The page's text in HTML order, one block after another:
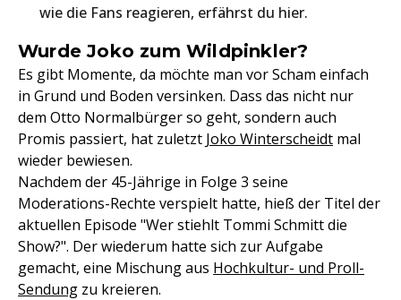
wie die Fans reagieren, erfährst du hier.
Wurde Joko zum Wildpinkler?
Es gibt Momente, da möchte man vor Scham einfach
in Grund und Boden versinken. Dass das nicht nur
dem Otto Normalbürger so geht, sondern auch
Promis passiert, hat zuletzt Joko Winterscheidt mal
wieder bewiesen.
Nachdem der 45-Jährige in Folge 3 seine
Moderations-Rechte verspielt hatte, hieß der Titel der
aktuellen Episode "Wer stiehlt Tommi Schmitt die
Show?". Der wiederum hatte sich zur Aufgabe
gemacht, eine Mischung aus Hochkultur- und Proll-
Sendung zu kreieren.